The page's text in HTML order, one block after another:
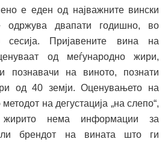
е еден од најважните вински
одржува двапати годишно, во
сесија. Пријавените вина на
од меѓународно жири,
познавачи на виното, познати
од 40 земји. Оценувањето на
на дегустација „на слепо“,
нема информации за
или брендот на вината што ги